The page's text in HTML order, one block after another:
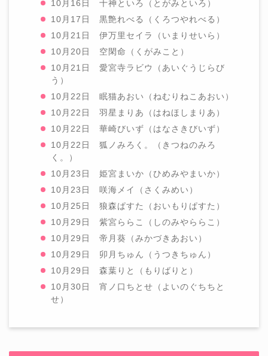
10月16日 十神といろ（とがみといろ）
10月17日 黒艶れべる（くろつやれべる）
10月21日 伊万里セイラ（いまりせいら）
10月20日 空閑命（くがみこと）
10月21日 愛宮寺ラビウ（あいぐうじらび
う）
10月22日 眠猫あおい（ねむりねこあおい）
10月22日 羽星まりあ（はねほしまりあ）
10月22日 華崎びいず（はなさきびいず）
10月22日 狐ノみろく。（きつねのみろ
く。）
10月23日 姫宮まいか（ひめみやまいか）
10月23日 咲海メイ（さくみめい）
10月25日 狼森ぱすた（おいもりぱすた）
10月29日 紫宮ららこ（しのみやららこ）
10月29日 帝月葵（みかづきあおい）
10月29日 卯月ちゅん（うつきちゅん）
10月29日 森葉りと（もりばりと）
10月30日 宵ノ口ちとせ（よいのぐちちと
せ）